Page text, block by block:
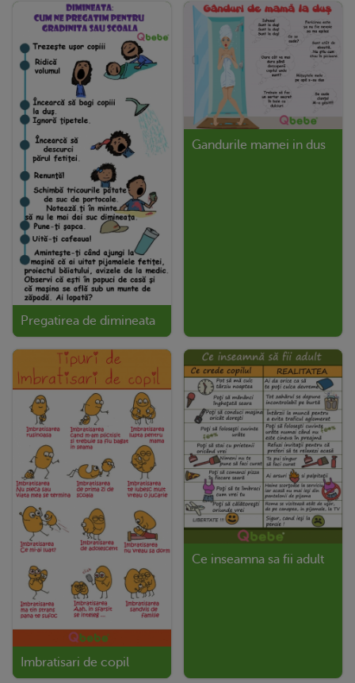
Pregatirea de dimineata
Gandurile mamei in dus
Imbratisari de copil
Ce inseamna sa fii adult